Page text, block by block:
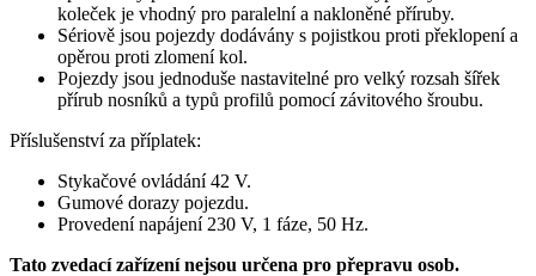
koleček je vhodný pro paralelní a nakloněné příruby.
Sériově jsou pojezdy dodávány s pojistkou proti překlopení a
opěrou proti zlomení kol.
Pojezdy jsou jednoduše nastavitelné pro velký rozsah šířek
přírub nosníků a typů profilů pomocí závitového šroubu.
Příslušenství za příplatek:
Stykačové ovládání 42 V.
Gumové dorazy pojezdu.
Provedení napájení 230 V, 1 fáze, 50 Hz.
Tato zvedací zařízení nejsou určena pro přepravu osob.